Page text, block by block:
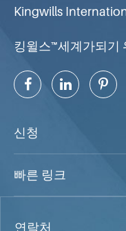
Kingwills
킹윌스™세계가되기
신청
빠른 링크
연락처